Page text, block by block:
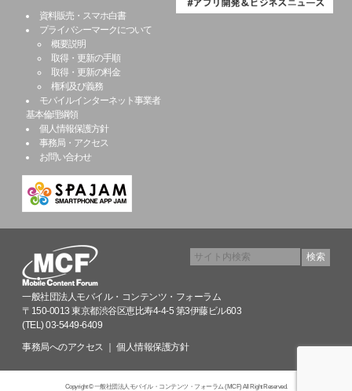
資料販売・スマホ白書
プライバシーマークについて
概要説明
取得・更新の手順
取得・更新の料金
権利及び義務
モバイルインターネット事業者
基本倫理綱領
個人情報保護方針
事務局・アクセス
お問い合わせ
一般社団法人モバイル・コンテンツ・フォーラム
〒150-0013 東京都渋谷区恵比寿4-4-5 第3伊藤ビル603
(TEL) 03-5449-6409
事務局へのアクセス
個人情報保護方針
Copyright © 一般社団法人モバイル・コンテンツ・フォーラム (MCF) All Right Reserved.